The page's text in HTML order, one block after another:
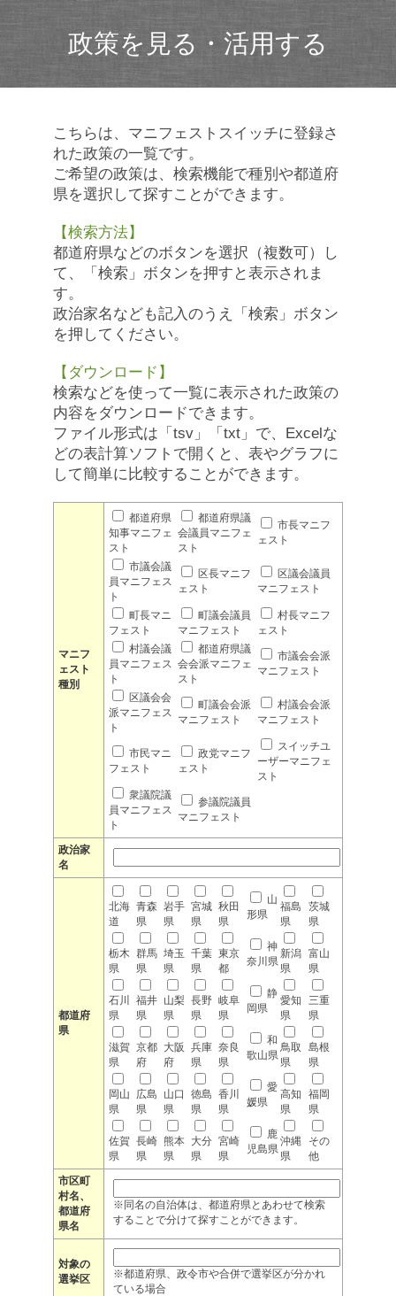
政策を見る・活用する
こちらは、マニフェストスイッチに登録さ
れた政策の一覧です。
ご希望の政策は、検索機能で種別や都道府
県を選択して探すことができます。
【検索方法】
都道府県などのボタンを選択（複数可）し
て、「検索」ボタンを押すと表示されま
す。
政治家名なども記入のうえ「検索」ボタン
を押してください。
【ダウンロード】
検索などを使って一覧に表示された政策の
内容をダウンロードできます。
ファイル形式は「tsv」「txt」で、Excelな
どの表計算ソフトで開くと、表やグラフに
して簡単に比較することができます。
マニフ
ェスト
種別
都道府県
知事マニフェ
スト
都道府県議
会議員マニフェ
スト
市長マニフ
ェスト
市議会議
員マニフェス
ト
区長マニフ
ェスト
区議会議員
マニフェスト
町長マニ
フェスト
町議会議員
マニフェスト
村長マニフ
ェスト
村議会議
員マニフェス
ト
都道府県議
会会派マニフェ
スト
市議会会派
マニフェスト
区議会会
派マニフェス
ト
町議会会派
マニフェスト
村議会会派
マニフェスト
市民マニ
フェスト
政党マニフ
ェスト
スイッチユ
ーザーマニフェ
スト
衆議院議
員マニフェス
ト
参議院議員
マニフェスト
政治家
名
都道府
県
北海
道
青森
県
岩手
県
宮城
県
秋田
県
山
形県
福島
県
茨城
県
栃木
県
群馬
県
埼玉
県
千葉
県
東京
都
神
奈川県
新潟
県
富山
県
石川
県
福井
県
山梨
県
長野
県
岐阜
県
静
岡県
愛知
県
三重
県
滋賀
県
京都
府
大阪
府
兵庫
県
奈良
県
和
歌山県
鳥取
県
島根
県
岡山
県
広島
県
山口
県
徳島
県
香川
県
愛
媛県
高知
県
福岡
県
佐賀
県
長崎
県
熊本
県
大分
県
宮崎
県
鹿
児島県
沖縄
県
その
他
市区町
村名、
都道府
県名
※同名の自治体は、都道府県とあわせて検索
することで分けて探すことができます。
対象の
選挙区
※都道府県、政令市や合併で選挙区が分かれ
ている場合